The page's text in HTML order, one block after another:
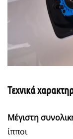
Τεχνικά
Μέγιστη
ίπποι